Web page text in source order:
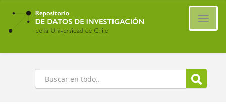
Ir
contenido
principal
Buscar